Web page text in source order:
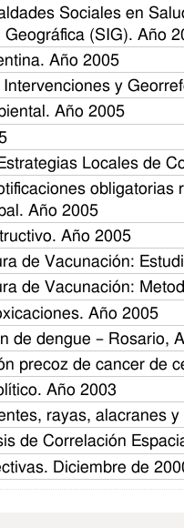
Sociales en
(SIG). Año
Año 2005
y
Año 2005
Locales de
obligatorias
Año 2005
Año 2005
de Vacunación:
de Vacunación:
Año 2005
de dengue – Rosario,
precoz de cancer de
Año 2003
rayas, alacranes
de Correlación
Diciembre de